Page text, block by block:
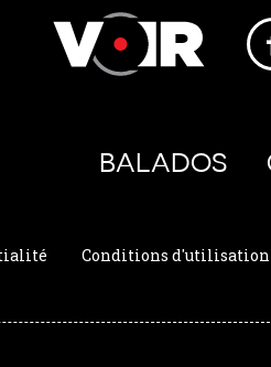
BALADOS
Conditions d'utilisation